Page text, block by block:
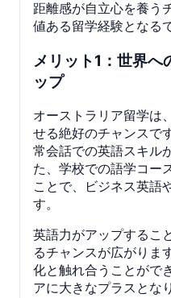
距離感が自立心を養う
値ある留学経験となる
メリット1：世界
ップ
オーストラリア留学は
せる絶好のチャンスで
常会話での英語スキル
た、学校での語学コー
ことで、ビジネス英語
す。
英語力がアップするこ
るチャンスが広がりま
化と触れ合うことがで
アに大きなプラスとな